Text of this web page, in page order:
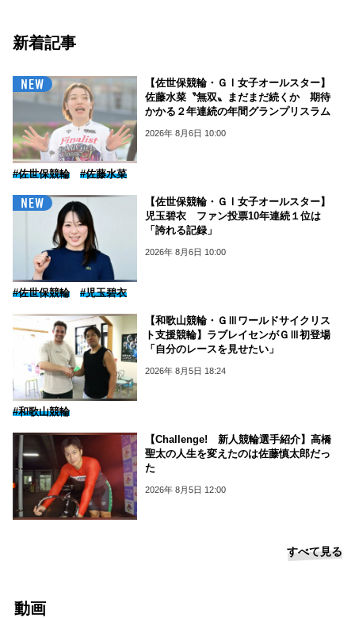
新着記事
【佐世保競輪・ＧⅠ女子オールスター】
佐藤水菜〝無双〟まだまだ続くか 期待
かかる２年連続の年間グランプリスラム
2026年 8月6日 10:00
#佐世保競輪 #佐藤水菜
【佐世保競輪・ＧⅠ女子オールスター】
児玉碧衣 ファン投票10年連続１位は
「誇れる記録」
2026年 8月6日 10:00
#佐世保競輪 #児玉碧衣
【和歌山競輪・ＧⅢワールドサイクリス
ト支援競輪】ラブレイセンがＧⅢ初登場
「自分のレースを見せたい」
2026年 8月5日 18:24
#和歌山競輪
【Challenge! 新人競輪選手紹介】高橋
聖太の人生を変えたのは佐藤慎太郎だっ
た
2026年 8月5日 12:00
すべて見る
動画